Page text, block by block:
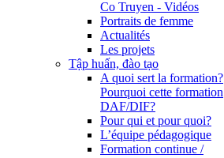
Co Truyen - Vidéos
Portraits de femme
Actualités
Les projets
Tập huấn, đào tạo
A quoi sert la formation?
Pourquoi cette formation
DAF/DIF?
Pour qui et pour quoi?
L’équipe pédagogique
Formation continue /